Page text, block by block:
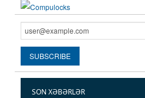
SON XƏBƏRLƏR